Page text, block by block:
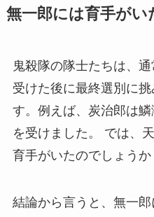
無一郎には育手がい
鬼殺隊の隊士たちは、
受けた後に最終選別に
す。例えば、炭治郎は
を受けました。 では、
育手がいたのでしょうか
結論から言うと、無一